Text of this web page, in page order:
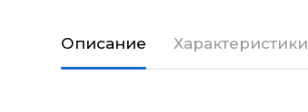
Описание Характеристики